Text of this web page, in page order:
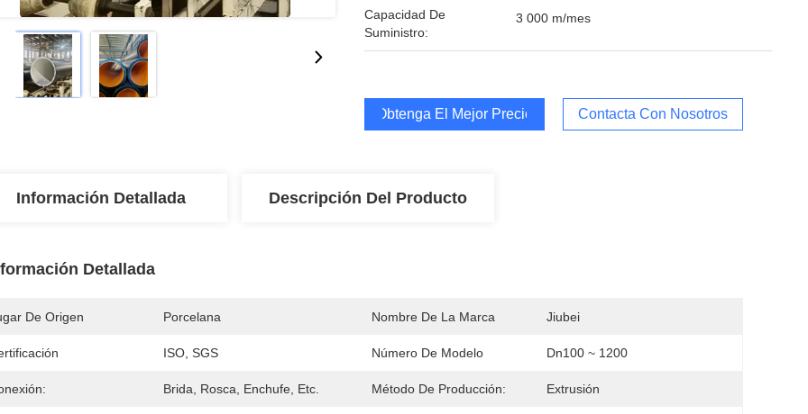
Capacidad De
Suministro:
3 000 m/mes
Obtenga El Mejor Precio Contacta Con Nosotros
Información Detallada Descripción Del Producto
Detallada
De Origen Porcelana Nombre De La Marca Jiubei
ISO, SGS Número De Modelo Dn100 ~ 1200
Brida, Rosca, Enchufe, Etc. Método De Producción: Extrusión